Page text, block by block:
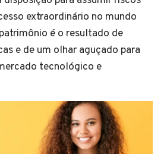
extraordinário no mundo
é o resultado de
e de um olhar aguçado para
tecnológico e